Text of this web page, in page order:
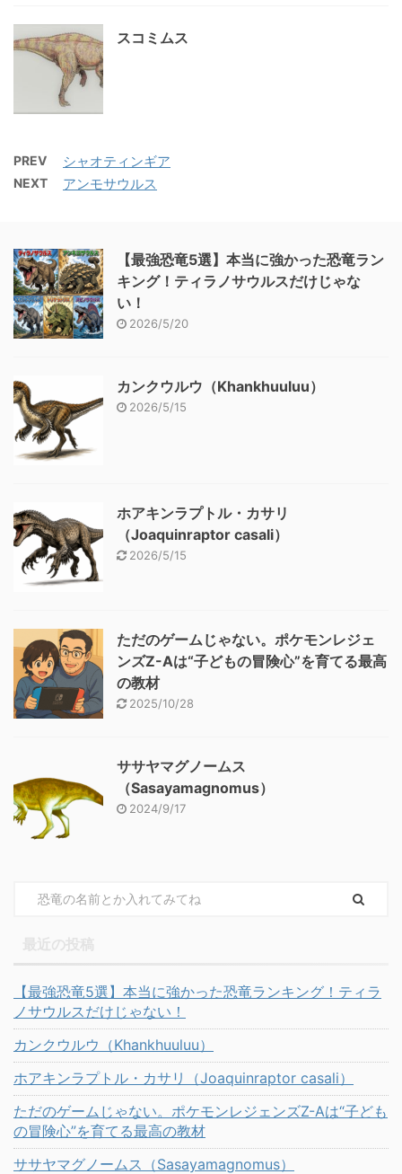
スコミムス
PREV シャオティンギア
NEXT アンモサウルス
【最強恐竜5選】本当に強かった恐竜ラン
キング！ティラノサウルスだけじゃな
い！
2026/5/20
カンクウルウ（Khankhuuluu）
2026/5/15
ホアキンラプトル・カサリ
（Joaquinraptor casali）
2026/5/15
ただのゲームじゃない。ポケモンレジェ
ンズZ-Aは“子どもの冒険心”を育てる最高
の教材
2025/10/28
ササヤマグノームス
（Sasayamagnomus）
2024/9/17
【最強恐竜5選】本当に強かった恐竜ランキング！ティラ
ノサウルスだけじゃない！
カンクウルウ（Khankhuuluu）
ホアキンラプトル・カサリ（Joaquinraptor casali）
ただのゲームじゃない。ポケモンレジェンズZ-Aは“子ども
の冒険心”を育てる最高の教材
ササヤマグノームス（Sasayamagnomus）